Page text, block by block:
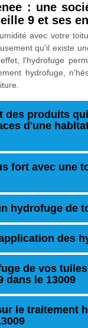
: une
9 et ses
avec votre
qu'il existe
l'hydrofuge
hydrofuge,
des produits
d'une
fort avec une
hydrofuge de
des
de vos
dans le 13009
le traitement